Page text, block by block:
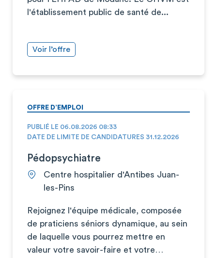
l'établissement public de santé de...
Voir l’offre
OFFRE D’EMPLOI
PUBLIÉ LE 06.08.2026 08:33
DATE DE LIMITE DE CANDIDATURES 31.12.2026
Pédopsychiatre
Centre hospitalier d'Antibes Juan-
les-Pins
Rejoignez l'équipe médicale, composée
de praticiens séniors dynamique, au sein
de laquelle vous pourrez mettre en
valeur votre savoir-faire et votre…